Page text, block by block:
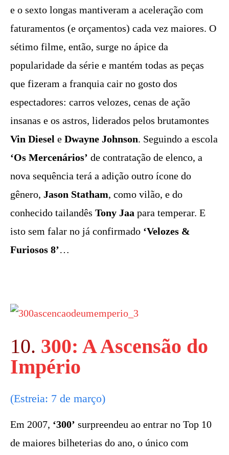
e o sexto longas mantiveram a aceleração com
faturamentos (e orçamentos) cada vez maiores. O
sétimo filme, então, surge no ápice da
popularidade da série e mantém todas as peças
que fizeram a franquia cair no gosto dos
espectadores: carros velozes, cenas de ação
insanas e os astros, liderados pelos brutamontes
Vin Diesel e Dwayne Johnson. Seguindo a escola
‘Os Mercenários’ de contratação de elenco, a
nova sequência terá a adição outro ícone do
gênero, Jason Statham, como vilão, e do
conhecido tailandês Tony Jaa para temperar. E
isto sem falar no já confirmado ‘Velozes &
Furiosos 8’…
10. 300: A Ascensão do
Império
(Estreia: 7 de março)
Em 2007, ‘300’ surpreendeu ao entrar no Top 10
de maiores bilheterias do ano, o único com